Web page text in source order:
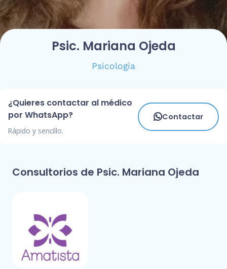
Psic. Mariana Ojeda
Psicología
¿Quieres contactar al médico
por WhatsApp?
Rápido y sencillo.
Contactar
Consultorios de Psic. Mariana Ojeda